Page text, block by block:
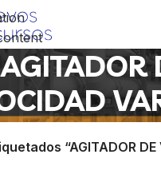
AGITADOR
“AGITADOR DE